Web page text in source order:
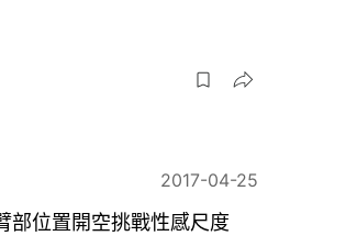
2017-04-25
部位置開空挑戰性感尺度